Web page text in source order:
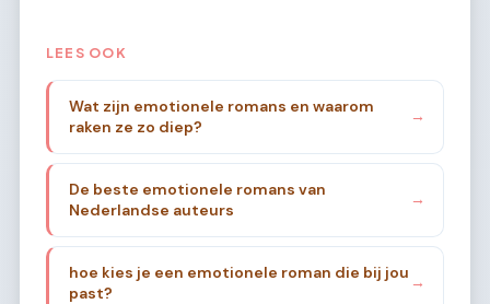
LEES OOK
Wat zijn emotionele romans en waarom
raken ze zo diep?
→
De beste emotionele romans van
Nederlandse auteurs
→
hoe kies je een emotionele roman die bij jou
past?
→